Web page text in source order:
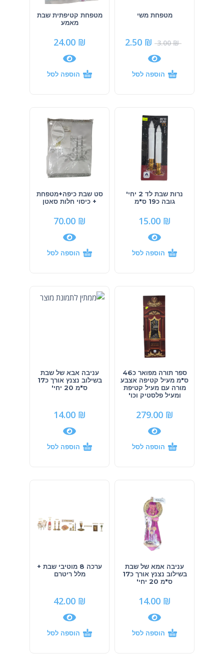
מטפחת משי
3.00₪
2.50 ₪
הוספה לסל
מטפחת קטיפתית שבת
מאמע
24.00 ₪
הוספה לסל
נרות שבת לד 2 יחי'
גובה כ19 ס"מ
15.00 ₪
הוספה לסל
סט שבת כיפה+מטפחת
+ כיסוי חלות סאטן
70.00 ₪
הוספה לסל
ספר תורה מפואר כ46
ס"מ מעיל קטיפה אצבע
מורה עם מעיל קטיפת
ומעיל פלסטיק וכו'
279.00 ₪
הוספה לסל
עניבה אבא של שבת
בשילוב נצנץ אורך כ17
ס"מ 20 יחי'
14.00 ₪
הוספה לסל
עניבה אמא של שבת
בשילוב נצנץ אורך כ17
ס"מ 20 יחי'
14.00 ₪
הוספה לסל
ערכה 8 מוטיבי שבת +
מלל ריטרם
42.00 ₪
הוספה לסל